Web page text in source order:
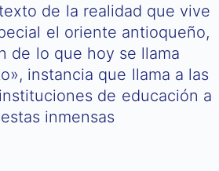
de la realidad que vive
el oriente antioqueño,
de lo que hoy se llama
instancia que llama a las
de educación a
inmensas